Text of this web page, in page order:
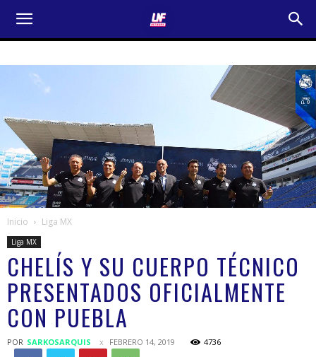
Inicio Liga MX
Liga MX
CHELÍS Y SU CUERPO TÉCNICO
PRESENTADOS OFICIALMENTE
CON PUEBLA
POR SARKOSARQUIS FEBRERO 14, 2019 4736